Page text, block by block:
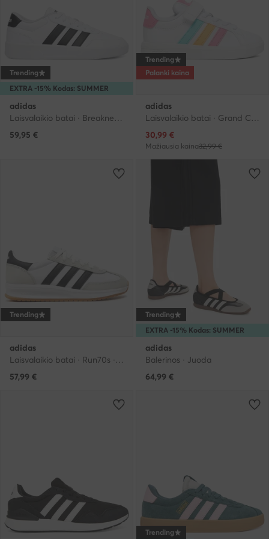
EXTRA -15% Kodas: SUMMER
Trending
adidas
Laisvalaikio batai · Breaknet · Balta
59,95 €
Trending
Palanki kaina
adidas
Laisvalaikio batai · Grand Court · Balta
Dabartinė kaina
30,99 €
Mažiausia kaina32,99 €
Trending
adidas
Laisvalaikio batai · Run70s · Balta
57,99 €
EXTRA -15% Kodas: SUMMER
Trending
adidas
Balerinos · Juoda
64,99 €
Trending